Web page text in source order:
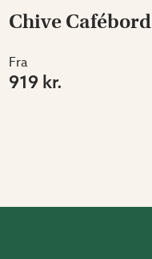
Chive Cafébord
Fra
919 kr.